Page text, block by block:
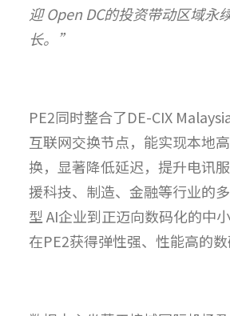
迎 Open DC的投资带动区域永
长。”
PE2同时整合了DE-CIX
互联网交换节点，能实现本地
换，显著降低延迟，提升电讯
援科技、制造、金融等行业的
型 AI企业到正迈向数码化的中
在PE2获得弹性强、性能高的数